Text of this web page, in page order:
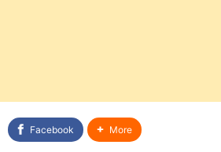
Facebook More